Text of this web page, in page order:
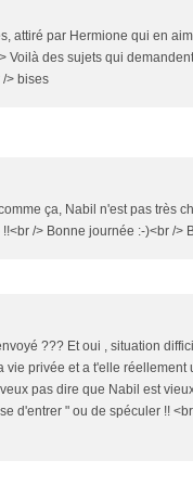
attiré par Hermione qui en
Voilà des sujets qui
> bises
ça, Nabil n'est pas très
/> Bonne journée :-)<br />
??? Et oui , situation
privée et a t'elle réellement
pas dire que Nabil est
d'entrer " ou de spéculer !!